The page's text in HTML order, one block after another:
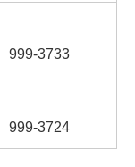
999-3733
999-3724